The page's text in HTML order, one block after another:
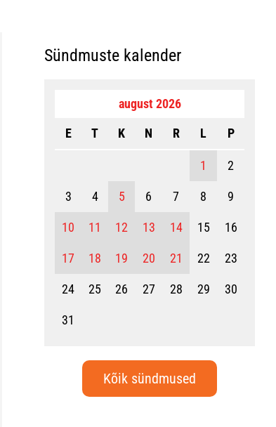
Sündmuste kalender
august 2026
E
T K N R L P
1 2
3 4 5 6 7 8 9
10 11 12 13 14 15 16
17 18 19 20 21 22 23
24 25 26 27 28 29 30
31
Kõik sündmused